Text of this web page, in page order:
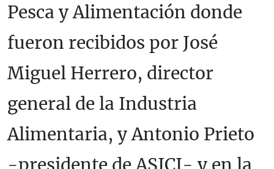
Pesca y Alimentación donde
fueron recibidos por José
Miguel Herrero, director
general de la Industria
Alimentaria, y Antonio Prieto
-presidente de ASICI- y en la